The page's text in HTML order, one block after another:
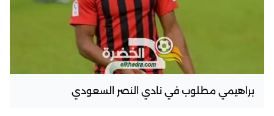
براهيمي مطلوب في نادي النصر السعودي